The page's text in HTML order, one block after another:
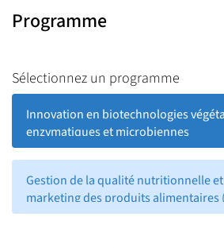
- Concevoir un produit alimentaire et ses
innovation & un plan marketing
Programme
Sélectionnez un programme
Innovation en biotechnologies
enzymatiques et microbiennes
Gestion de la qualité nutritionnelle et
marketing des produits alimentaires